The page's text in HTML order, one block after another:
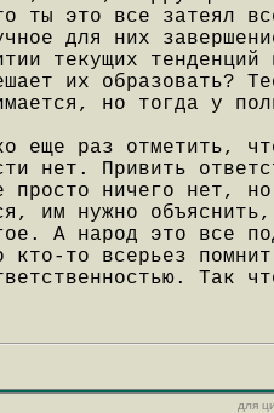
ты это все затеял
для них
текущих
их образовать?
но тогда у
еще раз отметить,
нет. Привить
просто ничего нет,
им нужно
А народ это все
кто-то всерьез
Так
для